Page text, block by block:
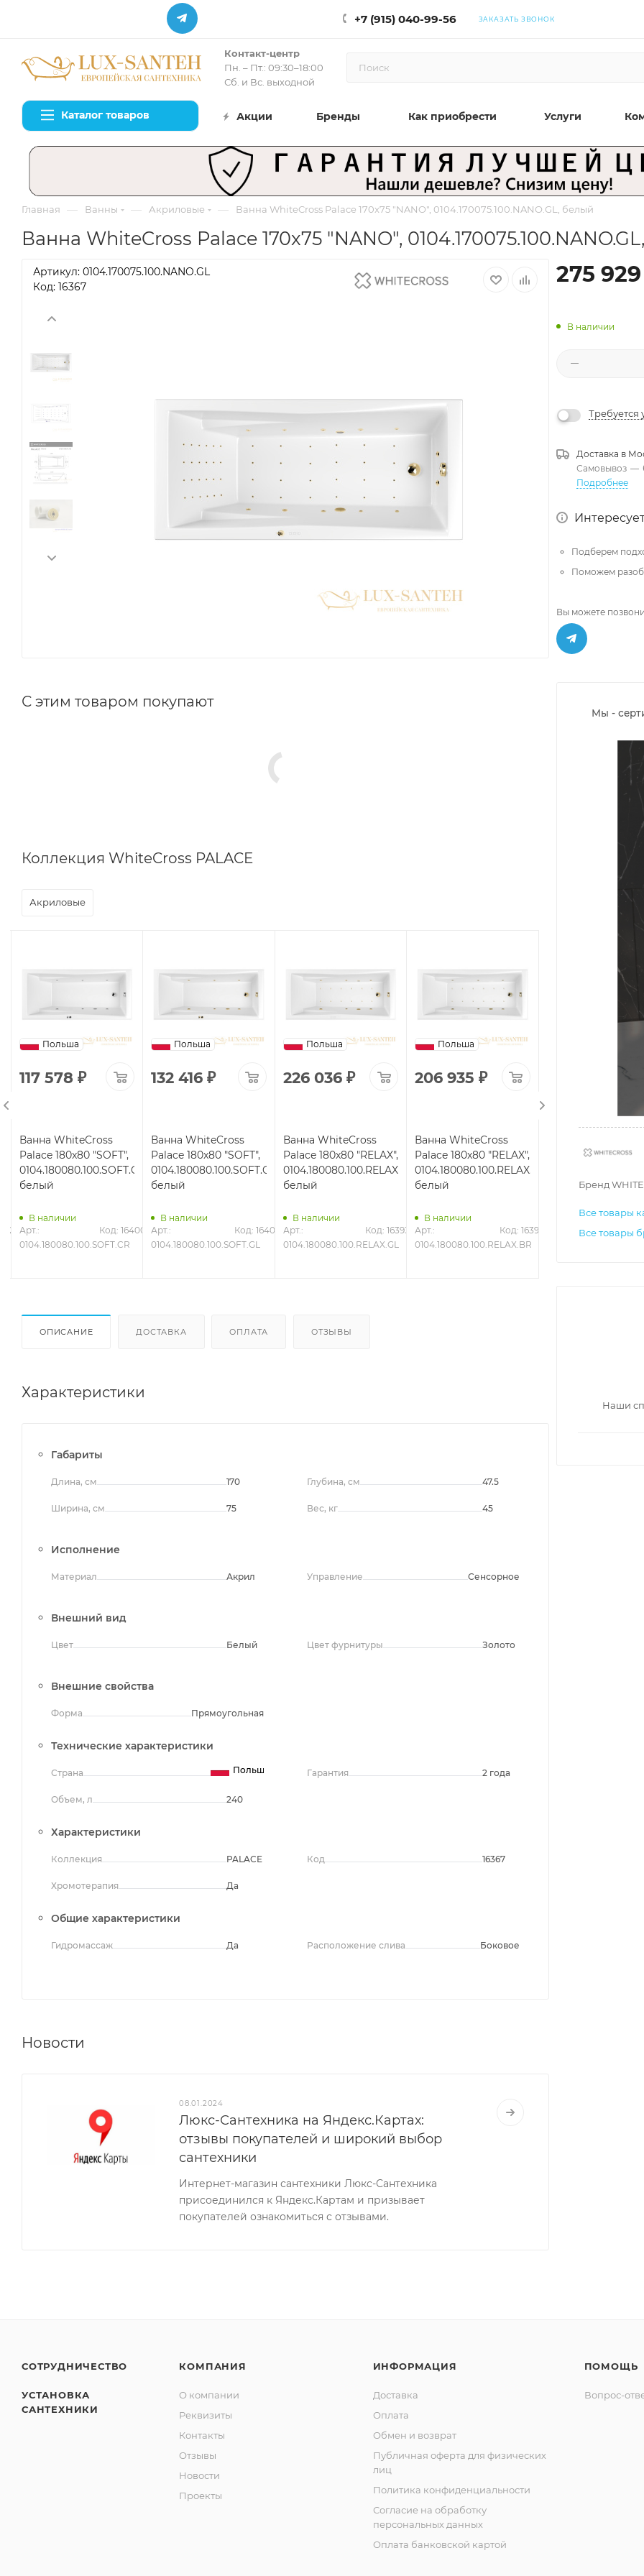
+7 (915) 040-99-56 ЗАКАЗАТЬ ЗВОНОК
Контакт-центр
Пн. – Пт.: 09:30–18:00
Сб. и Вс. выходной
Каталог товаров Акции Бренды Как приобрести Услуги
Главная — Ванны — Акриловые — Ванна WhiteCross Palace 170x75 "NANO", 0104.170075.100.NANO.GL, белый
Ванна WhiteCross Palace 170x75 "NANO",
Артикул: 0104.170075.100.NANO.GL
Код: 16367
С этим товаром покупают
Коллекция WhiteCross PALACE
Акриловые
Польша
117 578 ₽
Ванна WhiteCross
Palace 180x80 "SOFT",
0104.180080.100.SOFT.CR,
белый
В наличии
Арт.:
0104.180080.100.SOFT.CR
Код: 16400
Польша
132 416 ₽
Ванна WhiteCross
Palace 180x80 "SOFT",
0104.180080.100.SOFT.GL,
белый
В наличии
Арт.:
0104.180080.100.SOFT.GL
Код: 16401
Польша
226 036₽
Ванна WhiteCross
Palace 180x80 "RELAX",
0104.180080.100.RELAX.GL,
белый
В наличии
Арт.:
0104.180080.100.RELAX.GL
Код: 16393
Польша
206 935 ₽
Ванна WhiteCross
Palace 180x80 "RELAX",
0104.180080.100.RELAX.BR,
белый
В наличии
Арт.:
0104.180080.100.RELAX.BR
Код: 16391
Palace 180x80
В наличии
ОПИСАНИЕ ДОСТАВКА ОПЛАТА ОТЗЫВЫ
Характеристики
Габариты
Длина, см 170
Ширина, см 75
Глубина, см 47.5
Вес, кг 45
Исполнение
Материал Акрил Управление Сенсорное
Внешний вид
Цвет Белый Цвет фурнитуры Золото
Внешние свойства
Форма Прямоугольная
Технические характеристики
Страна Польша
Объем, л 240
Гарантия 2 года
Характеристики
Коллекция PALACE
Хромотерапия Да
Код 16367
Общие характеристики
Гидромассаж Да Расположение слива Боковое
Новости
08.01.2024
Люкс-Сантехника на Яндекс.Картах:
отзывы покупателей и широкий выбор
сантехники
Интернет-магазин сантехники Люкс-Сантехника
присоединился к Яндекс.Картам и призывает
покупателей ознакомиться с отзывами.
275 929
В наличии
Требуется
Доставка в
Самовывоз —
Подробнее
Подберем
Поможем
Вы можете
Мы -
Бренд
Все товары
Все товары
Наши
СОТРУДНИЧЕСТВО
УСТАНОВКА
САНТЕХНИКИ
КОМПАНИЯ
О компании
Реквизиты
Контакты
Отзывы
Новости
Проекты
ИНФОРМАЦИЯ
Доставка
Оплата
Обмен и возврат
Публичная оферта для физических
лиц
Политика конфиденциальности
Согласие на обработку
персональных данных
Оплата банковской картой
ПОМОЩЬ
Вопрос-